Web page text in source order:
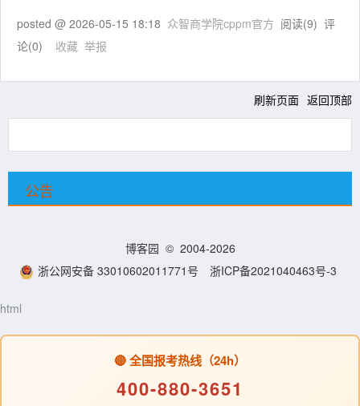
posted @ 2026-05-15 18:18 众智商学院cppm官方 阅读(9) 评
论(0) 收藏 举报
刷新页面 返回顶部
公告
博客园 © 2004-2026
浙公网安备 33010602011771号
浙ICP备2021040463号-3
html
🔴 全国报考热线（24h）
400-880-3651